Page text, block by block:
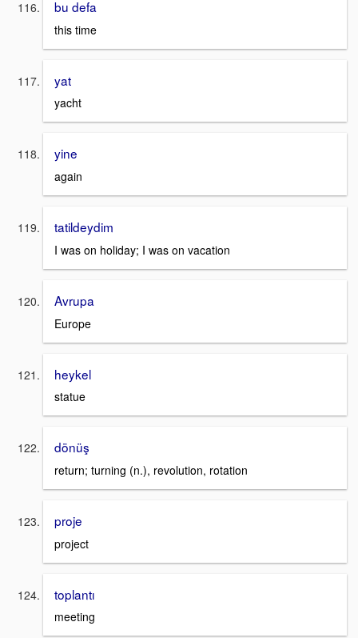
bu defa
this time
yat
yacht
yine
again
tatildeydim
I was on holiday; I was on vacation
Avrupa
Europe
heykel
statue
dönüş
return; turning (n.), revolution, rotation
proje
project
toplantı
meeting